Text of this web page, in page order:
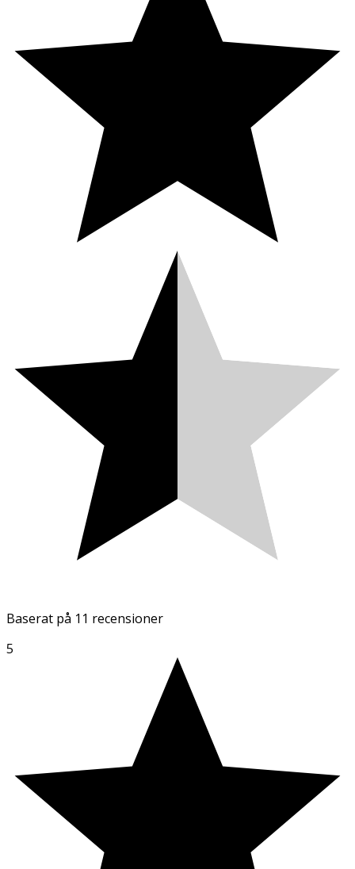
Baserat på 11 recensioner
5